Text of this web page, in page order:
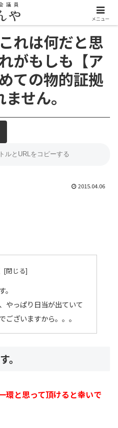
れは何だと思
がもしも【ア
ての物的証拠
せん。
2015.04.06
やっぱり日当が出ていて
ございますから。。。
。
環と思って頂けると幸いで
メニュー